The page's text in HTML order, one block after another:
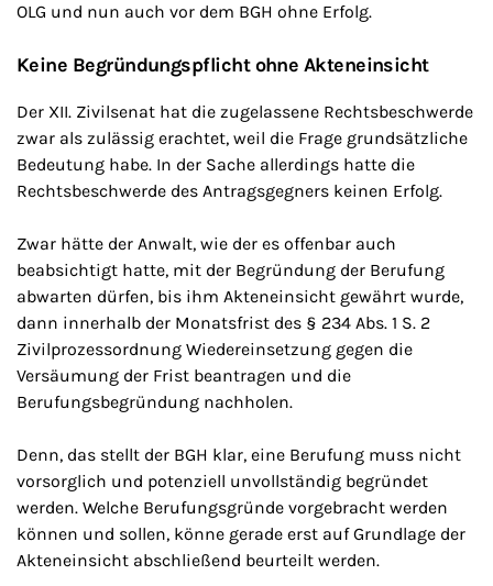
OLG und nun auch vor dem BGH ohne Erfolg.
Keine Begründungspflicht ohne Akteneinsicht
Der XII. Zivilsenat hat die zugelassene Rechtsbeschwerde
zwar als zulässig erachtet, weil die Frage grundsätzliche
Bedeutung habe. In der Sache allerdings hatte die
Rechtsbeschwerde des Antragsgegners keinen Erfolg.
Zwar hätte der Anwalt, wie der es offenbar auch
beabsichtigt hatte, mit der Begründung der Berufung
abwarten dürfen, bis ihm Akteneinsicht gewährt wurde,
dann innerhalb der Monatsfrist des § 234 Abs. 1 S. 2
Zivilprozessordnung Wiedereinsetzung gegen die
Versäumung der Frist beantragen und die
Berufungsbegründung nachholen.
Denn, das stellt der BGH klar, eine Berufung muss nicht
vorsorglich und potenziell unvollständig begründet
werden. Welche Berufungsgründe vorgebracht werden
können und sollen, könne gerade erst auf Grundlage der
Akteneinsicht abschließend beurteilt werden.